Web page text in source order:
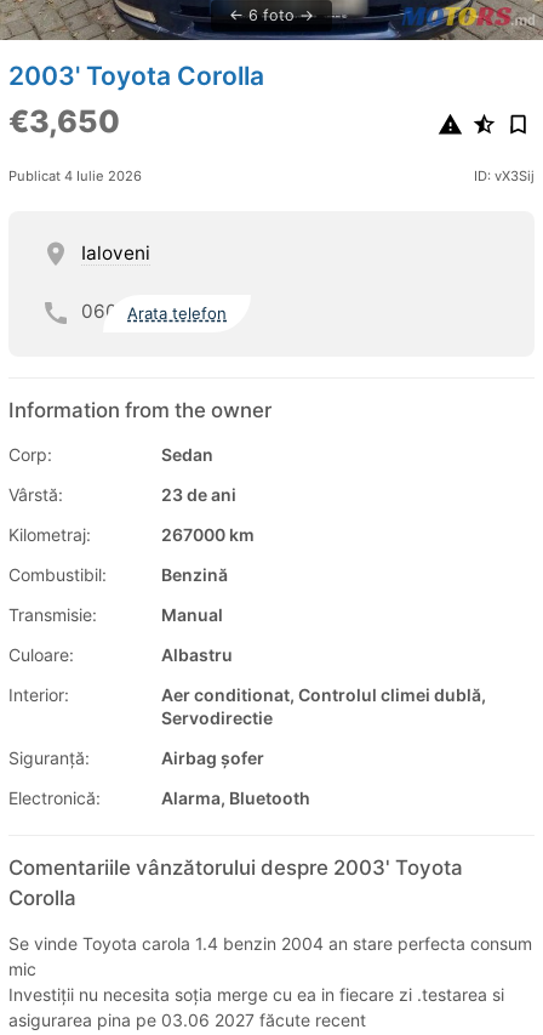
6 foto
2003' Toyota Corolla
€3,650
Publicat 4 Iulie 2026 ID: vX3Sij
Ialoveni
060 Arata telefon
Information from the owner
Corp:
Sedan
Vârstă:
23 de ani
Kilometraj:
267000 km
Combustibil:
Benzină
Transmisie:
Manual
Culoare:
Albastru
Interior:
Aer conditionat, Controlul climei dublă,
Servodirectie
Siguranţă:
Airbag șofer
Electronică:
Alarma, Bluetooth
Comentariile vânzătorului despre 2003' Toyota
Corolla
Se vinde Toyota carola 1.4 benzin 2004 an stare perfecta consum
mic
Investiții nu necesita soția merge cu ea in fiecare zi .testarea si
asigurarea pina pe 03.06 2027 făcute recent